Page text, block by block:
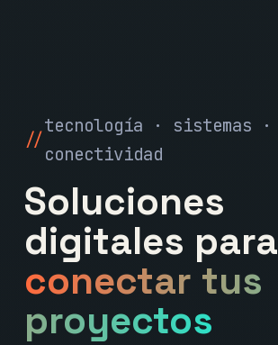
tecnología · sistemas ·
conectividad
Soluciones
digitales para
conectar tus
proyectos